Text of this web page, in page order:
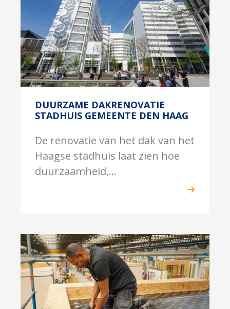
DUURZAME DAKRENOVATIE
STADHUIS GEMEENTE DEN HAAG
De renovatie van het dak van het
Haagse stadhuis laat zien hoe
duurzaamheid,...